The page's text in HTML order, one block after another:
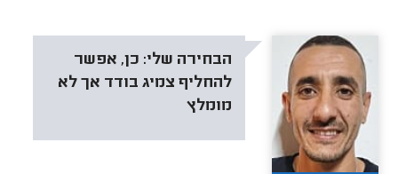
הבחירה שלי: כן, אפשר
להחליף צמיג בודד אך לא
מומלץ